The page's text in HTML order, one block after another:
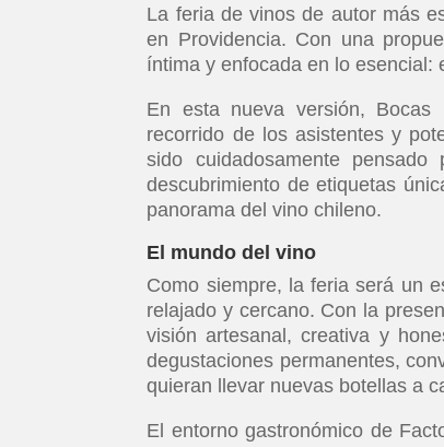
La feria de vinos de autor más
en Providencia. Con una
íntima y enfocada en lo esencial:
En esta nueva versión, Bocas
recorrido de los asistentes y
sido cuidadosamente
descubrimiento de etiquetas
panorama del vino chileno.
El mundo del vino
Como siempre, la feria será un
relajado y cercano. Con la
visión artesanal, creativa y
degustaciones permanentes,
quieran llevar nuevas botellas a
El entorno gastronómico de